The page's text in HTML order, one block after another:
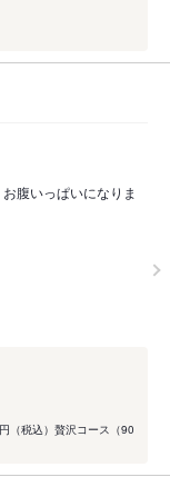
腹いっぱいになりま
（税込）贅沢コース（90